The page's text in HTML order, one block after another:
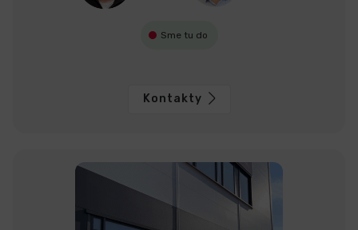
Sme tu do
Kontakty